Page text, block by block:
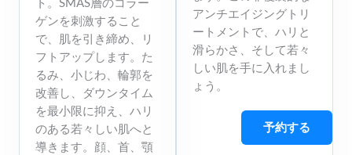
ト。SMAS層のコラー
ゲンを刺激すること
で、肌を引き締め、リ
フトアップします。た
るみ、小じわ、輪郭を
改善し、ダウンタイム
を最小限に抑え、ハリ
のある若々しい肌へと
導きます。顔、首、顎
アンチエイジングトリ
ートメントで、ハリと
滑らかさ、そして若々
しい肌を手に入れまし
ょう。
予約する